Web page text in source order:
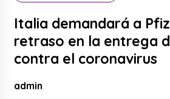
Italia demandará a
retraso en la entrega
contra el coronavirus
admin